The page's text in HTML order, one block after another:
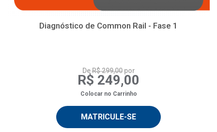
Diagnóstico de Common Rail - Fase 1
DeR$ 299,00por
R$ 249,00
Colocar no Carrinho
MATRICULE-SE